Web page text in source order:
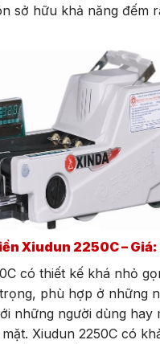
sở hữu khả năng đếm
Xiudun 2250C –
có thiết kế khá nhỏ
phù hợp ở những
những người dùng hay
Xiudun 2250C có